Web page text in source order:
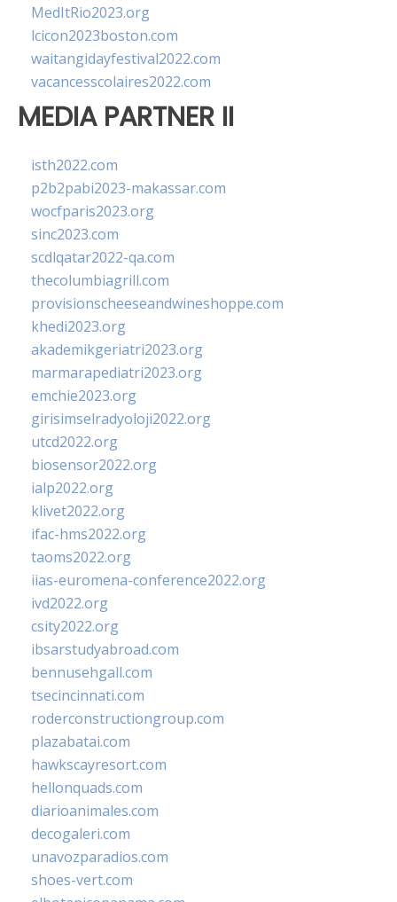
MedItRio2023.org
lcicon2023boston.com
waitangidayfestival2022.com
vacancesscolaires2022.com
MEDIA PARTNER II
isth2022.com
p2b2pabi2023-makassar.com
wocfparis2023.org
sinc2023.com
scdlqatar2022-qa.com
thecolumbiagrill.com
provisionscheeseandwineshoppe.com
khedi2023.org
akademikgeriatri2023.org
marmarapediatri2023.org
emchie2023.org
girisimselradyoloji2022.org
utcd2022.org
biosensor2022.org
ialp2022.org
klivet2022.org
ifac-hms2022.org
taoms2022.org
iias-euromena-conference2022.org
ivd2022.org
csity2022.org
ibsarstudyabroad.com
bennusehgall.com
tsecincinnati.com
roderconstructiongroup.com
plazabatai.com
hawkscayresort.com
hellonquads.com
diarioanimales.com
decogaleri.com
unavozparadios.com
shoes-vert.com